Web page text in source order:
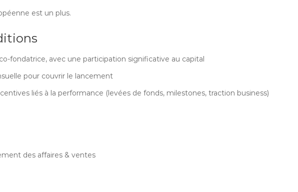
est un plus.
fondatrice, avec une participation significative au capital
pour couvrir le lancement
liés à la performance (levées de fonds, milestones, traction business)
des affaires & ventes